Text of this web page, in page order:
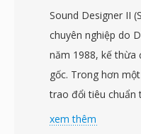
Sound Designer II
chuyên nghiệp do
năm 1988, kế thừa
gốc. Trong hơn
trao đổi tiêu chuẩn
nghiệp, đặc biệt
xem thêm